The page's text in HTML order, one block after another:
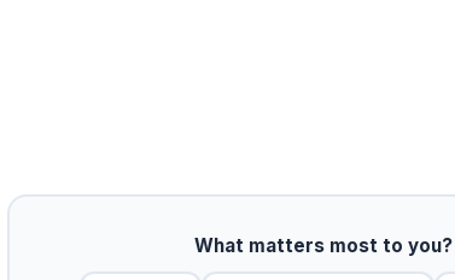
What matters most to you?